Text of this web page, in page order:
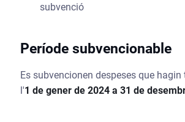
subvenció
Període subvencionable
Es subvencionen despeses que
l'1 de gener de 2024 a 31 de